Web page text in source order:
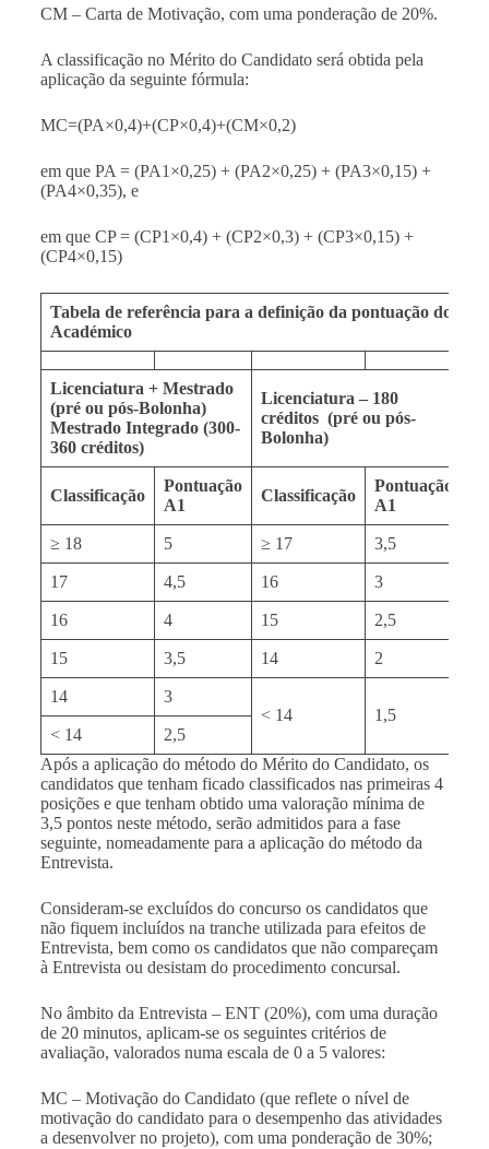
CM – Carta de Motivação, com uma ponderação de 20%.
A classificação no Mérito do Candidato será obtida pela
aplicação da seguinte fórmula:
MC=(PA×0,4)+(CP×0,4)+(CM×0,2)
em que PA = (PA1×0,25) + (PA2×0,25) + (PA3×0,15) +
(PA4×0,35), e
em que CP = (CP1×0,4) + (CP2×0,3) + (CP3×0,15) +
(CP4×0,15)
Tabela de referência para a definição da pontuação do
Académico
Licenciatura + Mestrado
(pré ou pós-Bolonha)
Mestrado Integrado (300-
360 créditos)
Licenciatura – 180
créditos (pré ou pós-
Bolonha)
Classificação
Pontuação
A1
Classificação
Pontuação
A1
≥ 18 5 ≥ 17 3,5
17 4,5 16 3
16 4 15 2,5
15 3,5 14 2
14
3
< 14
1,5
< 14
2,5
Após a aplicação do método do Mérito do Candidato, os
candidatos que tenham ficado classificados nas primeiras 4
posições e que tenham obtido uma valoração mínima de
3,5 pontos neste método, serão admitidos para a fase
seguinte, nomeadamente para a aplicação do método da
Entrevista.
Consideram-se excluídos do concurso os candidatos que
não fiquem incluídos na tranche utilizada para efeitos de
Entrevista, bem como os candidatos que não compareçam
à Entrevista ou desistam do procedimento concursal.
No âmbito da Entrevista – ENT (20%), com uma duração
de 20 minutos, aplicam-se os seguintes critérios de
avaliação, valorados numa escala de 0 a 5 valores:
MC – Motivação do Candidato (que reflete o nível de
motivação do candidato para o desempenho das atividades
a desenvolver no projeto), com uma ponderação de 30%;